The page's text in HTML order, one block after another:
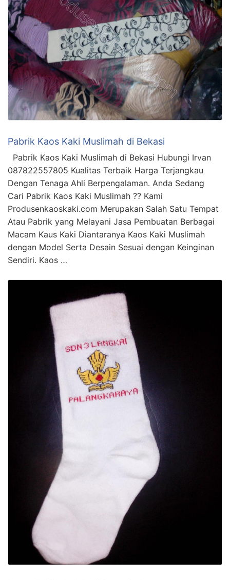
Pabrik Kaos Kaki Muslimah di Bekasi
Pabrik Kaos Kaki Muslimah di Bekasi Hubungi Irvan
087822557805 Kualitas Terbaik Harga Terjangkau
Dengan Tenaga Ahli Berpengalaman. Anda Sedang
Cari Pabrik Kaos Kaki Muslimah ?? Kami
Produsenkaoskaki.com Merupakan Salah Satu Tempat
Atau Pabrik yang Melayani Jasa Pembuatan Berbagai
Macam Kaus Kaki Diantaranya Kaos Kaki Muslimah
dengan Model Serta Desain Sesuai dengan Keinginan
Sendiri. Kaos …